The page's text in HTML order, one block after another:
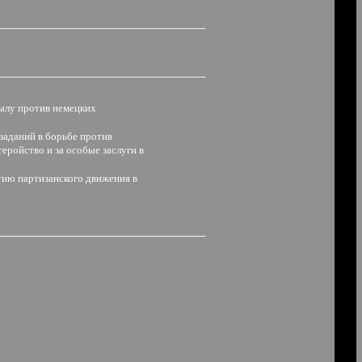
против немецких
в борьбе против
и за особые заслуги в
партизанского движения в